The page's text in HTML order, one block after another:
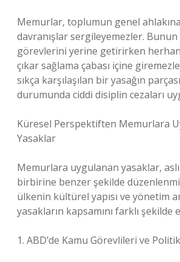
Memurlar, toplumun genel ahlakına
davranışlar sergileyemezler. Bunun
görevlerini yerine getirirken
çıkar sağlama çabası içine
sıkça karşılaşılan bir yasağın
durumunda ciddi disiplin cezaları
Küresel Perspektiften Memurlara
Yasaklar
Memurlara uygulanan yasaklar,
birbirine benzer şekilde
ülkenin kültürel yapısı ve yönetim
yasakların kapsamını farklı şekilde
1. ABD’de Kamu Görevlileri ve